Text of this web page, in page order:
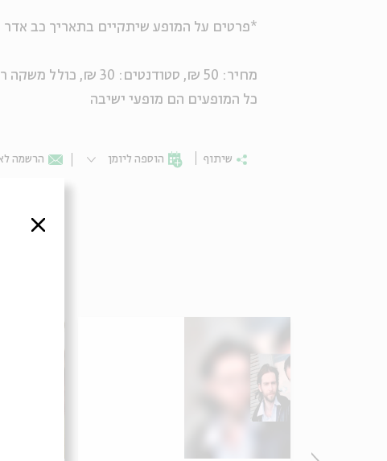
*פרטים על המופע שיתקיים בתאריך כב אדר א, 26 בפברואר, יתפרסמו באתר הבית
מחיר: 50 ₪, סטודנטים: 30 ₪, כולל משקה ראשון.
כל המופעים הם מופעי ישיבה
שיתוף הוספה ליומן הרשמה
סגור